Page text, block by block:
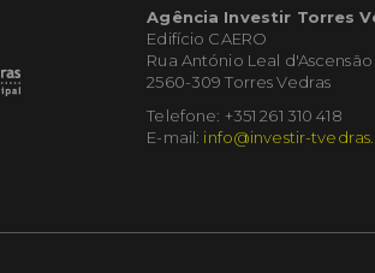
Agência Investir Torres
Edifício CAERO
Rua António Leal d'Ascensão
2560-309 Torres Vedras
Telefone: +351 261 310 418
E-mail: info@investir-